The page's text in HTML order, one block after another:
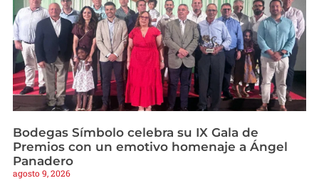
Bodegas Símbolo celebra su IX Gala de
Premios con un emotivo homenaje a Ángel
Panadero
agosto 9, 2026